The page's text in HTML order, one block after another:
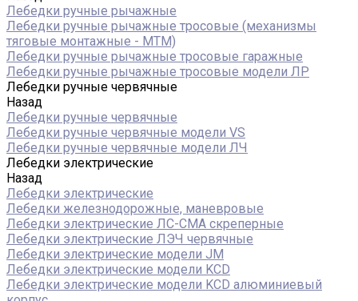
Лебедки ручные рычажные
Лебедки ручные рычажные тросовые (механизмы
тяговые монтажные - МТМ)
Лебедки ручные рычажные тросовые гаражные
Лебедки ручные рычажные тросовые модели ЛР
Лебедки ручные червячные
Назад
Лебедки ручные червячные
Лебедки ручные червячные модели VS
Лебедки ручные червячные модели ЛЧ
Лебедки электрические
Назад
Лебедки электрические
Лебедки железнодорожные, маневровые
Лебедки электрические ЛС-СМА скреперные
Лебедки электрические ЛЭЧ червячные
Лебедки электрические модели JM
Лебедки электрические модели KCD
Лебедки электрические модели KCD алюминиевый